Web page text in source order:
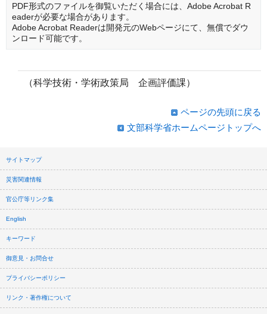
PDF形式のファイルを御覧いただく場合には、Adobe Acrobat R
eaderが必要な場合があります。
Adobe Acrobat Readerは開発元のWebページにて、無償でダウ
ンロード可能です。
（科学技術・学術政策局 企画評価課）
ページの先頭に戻る
文部科学省ホームページトップへ
サイトマップ
災害関連情報
官公庁等リンク集
English
キーワード
御意見・お問合せ
プライバシーポリシー
リンク・著作権について